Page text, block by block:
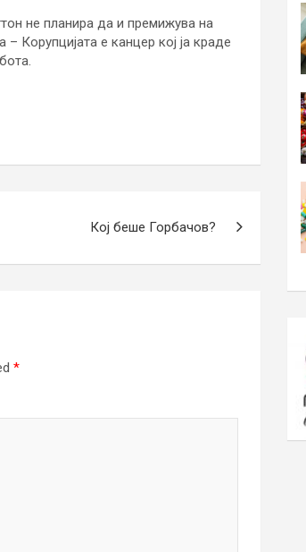
не планира да и премижува на
Корупцијата е канцер кој ја краде
Кој беше Горбачов?
*